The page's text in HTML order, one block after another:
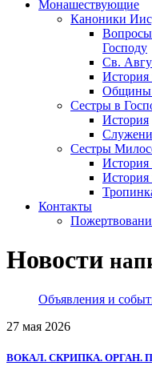
Монашествующие
Каноники
Господу
Св.
История
Общины
Сестры в
История
Сестры
История
История
Контакты
Новости
Объявления и
27 мая 2026
ВОКАЛ. СКРИПКА. ОРГАН.